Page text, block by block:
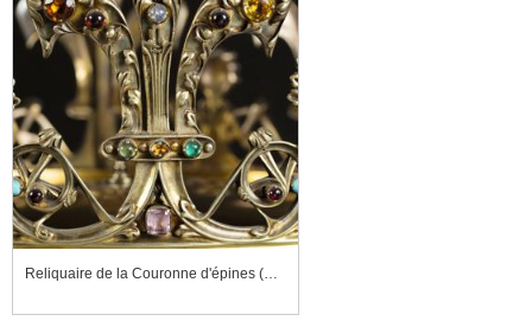
Reliquaire de la Couronne d'épines (détail)